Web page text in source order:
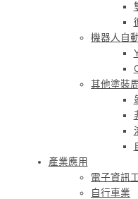
機器人自
其他塗裝
產業應用
電子資訊
自行車業